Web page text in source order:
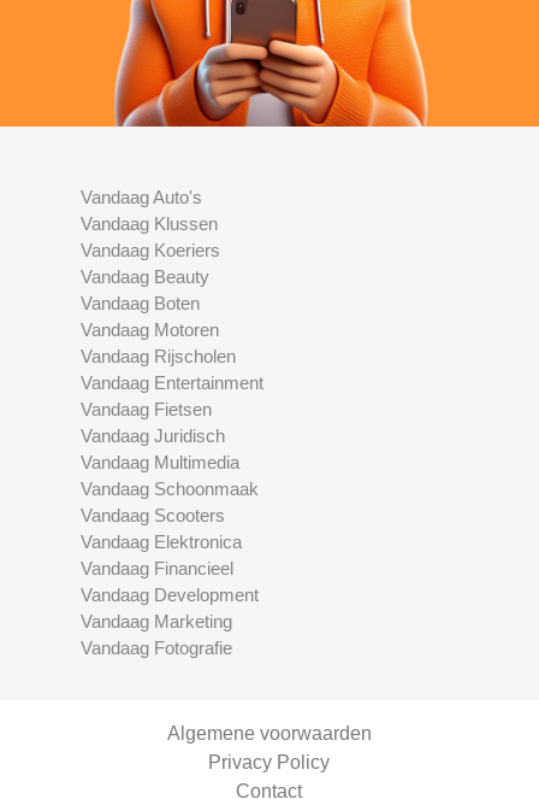
Vandaag Auto's
Vandaag Klussen
Vandaag Koeriers
Vandaag Beauty
Vandaag Boten
Vandaag Motoren
Vandaag Rijscholen
Vandaag Entertainment
Vandaag Fietsen
Vandaag Juridisch
Vandaag Multimedia
Vandaag Schoonmaak
Vandaag Scooters
Vandaag Elektronica
Vandaag Financieel
Vandaag Development
Vandaag Marketing
Vandaag Fotografie
Algemene voorwaarden
Privacy Policy
Contact